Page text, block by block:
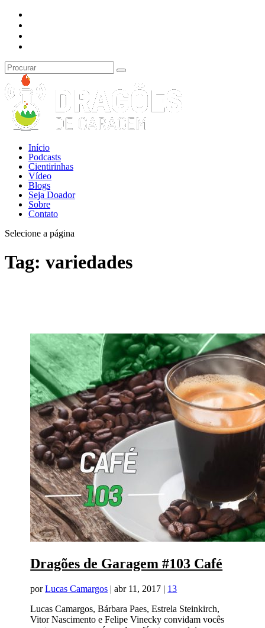
Início
Podcasts
Cientirinhas
Vídeo
Blogs
Seja Doador
Sobre
Contato
Selecione a página
Tag: variedades
Dragões de Garagem #103 Café
porLucas Camargos |abr 11, 2017 | 13
Lucas Camargos, Bárbara Paes, Estrela Steinkirch,
Vitor Nascimento e Felipe Vinecky convidam vocês